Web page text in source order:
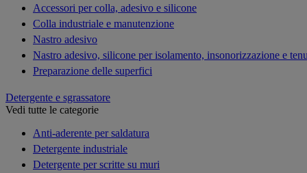
Accessori per colla, adesivo e silicone
Colla industriale e manutenzione
Nastro adesivo
Nastro adesivo, silicone per isolamento, insonorizzazione e
Preparazione delle superfici
Detergente e sgrassatore
Vedi tutte le categorie
Anti-aderente per saldatura
Detergente industriale
Detergente per scritte su muri